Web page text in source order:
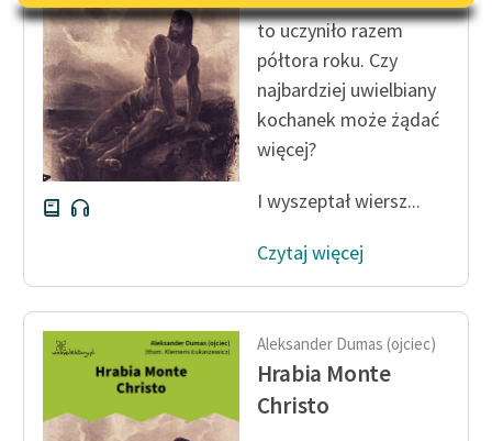
uczennic i uczniów z
niepełnosprawnościami
E-kolekcja lektur
szkolnych i literatury do
słuchania dla uczennic i
uczniów z
niepełnosprawnościami
skandynawskiej literatury
feministycznej
Ręce pełne poezji
Kolekcje edukacyjne
twórców przechodzących
to uczyniło razem
półtora roku. Czy
najbardziej uwielbiany
kochanek może żądać
więcej?
I wyszeptał wiersz...
Czytaj więcej
Aleksander Dumas (ojciec)
Hrabia Monte
Christo